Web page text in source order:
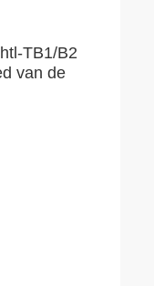
TB1/B2
van de